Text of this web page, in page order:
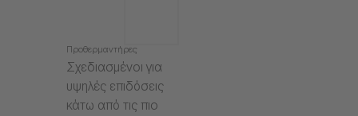
Προθερμαντήρες
Σχεδιασμένοι για
υψηλές επιδόσεις
κάτω από τις πιο